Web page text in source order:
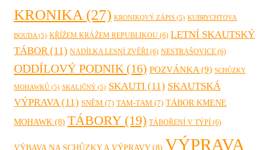
KRONIKA (27) KRONIKOVÝ ZÁPIS (5) KUBRYCHTOVA
BOUDA (5) KŘÍŽEM KRÁŽEM REPUBLIKOU (6) LETNÍ SKAUTSKÝ
TÁBOR(11) NADÍLKA LESNÍ ZVĚŘI (6) NESTRAŠOVICE (6)
ODDÍLOVÝ PODNIK (16) POZVÁNKA (9) SCHŮZKY
MOHAWKŮ (5) SKALIČNÝ (5) SKAUTI (11) SKAUTSKÁ
VÝPRAVA(11) SNĚM (7) TAM-TAM (7) TÁBOR KMENE
MOHAWK (8) TÁBORY(19) TÁBOŘENÍ V TÝPÍ (6)
VÝBAVA NA SCHŮZKY A VÝPRAVY(8) VÝPRAVA